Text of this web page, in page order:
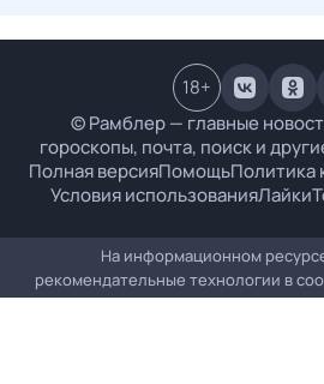
© Рамблер — главные
гороскопы, почта, поиск и
Полная версияПомощьПолитика
Условия использованияЛайки
18+
На информационном
рекомендательные технологии в